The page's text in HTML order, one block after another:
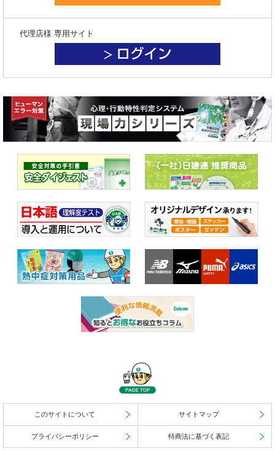
代理店様 専用サイト
このサイトについて サイトマップ
プライバシーポリシー 特商法に基づく表記